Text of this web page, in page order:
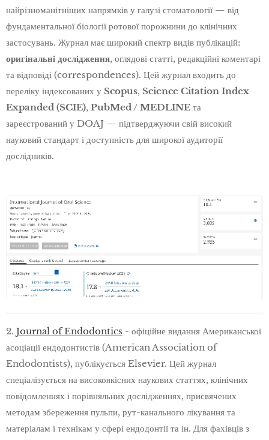
найрізноманітніших напрямків у галузі стоматології — від
фундаментальної біології ротової порожнини до клінічних
застосувань. Журнал має широкий спектр видів публікацій:
оригінальні дослідження, оглядові статті, редакційні коментарі
та відповіді (correspondences). Цей журнал входить до
переліку індексованих у Scopus, Science Citation Index
Expanded (SCIE), PubMed / MEDLINE та
зареєстрований у DOAJ — підтверджуючи свій високий
науковий стандарт і доступність для широкої аудиторії
дослідників.
2. Journal of Endodontics - офіційне видання Американської
асоціації ендодонтистів (American Association of
Endodontists), публікується Elsevier. Цей журнал
спеціалізується на високоякісних наукових статтях, клінічних
повідомленнях і порівняльних дослідженнях, присвячених
методам збереження пульпи, рут-канального лікування та
матеріалам і технікам у сфері ендодонтії та ін. Для фахівців з